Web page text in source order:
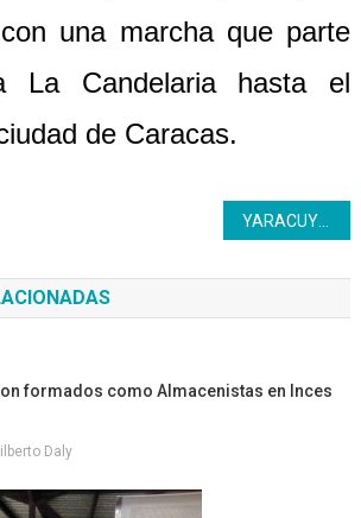
una marcha que parte
La Candelaria hasta el
de Caracas.
YARACUY | Arrancó V oleada de Bachillerato Productivo en el Inces
formados como Almacenistas en Inces
Daly